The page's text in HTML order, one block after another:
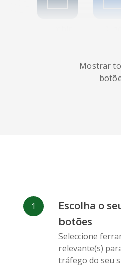
Facebook
Messenger
Mostrar
Escolha o
botões
Seleccione
relevante(s)
tráfego do seu